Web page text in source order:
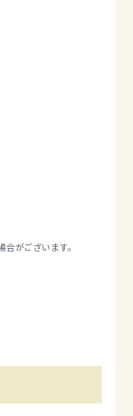
がございます。